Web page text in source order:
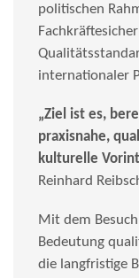
politischen
internationaler
„Ziel ist es,
praxisnahe,
kulturelle
Reinhard
Mit dem
Bedeutung
die langfristige